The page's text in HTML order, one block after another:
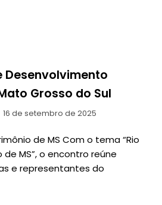
Desenvolvimento
Grosso do Sul
16 de setembro de 2025
de MS Com o tema “Rio
MS”, o encontro reúne
e representantes do